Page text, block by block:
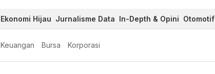
Ekonomi Hijau Jurnalisme Data In-Depth & Opini Otomotif
Keuangan Bursa Korporasi